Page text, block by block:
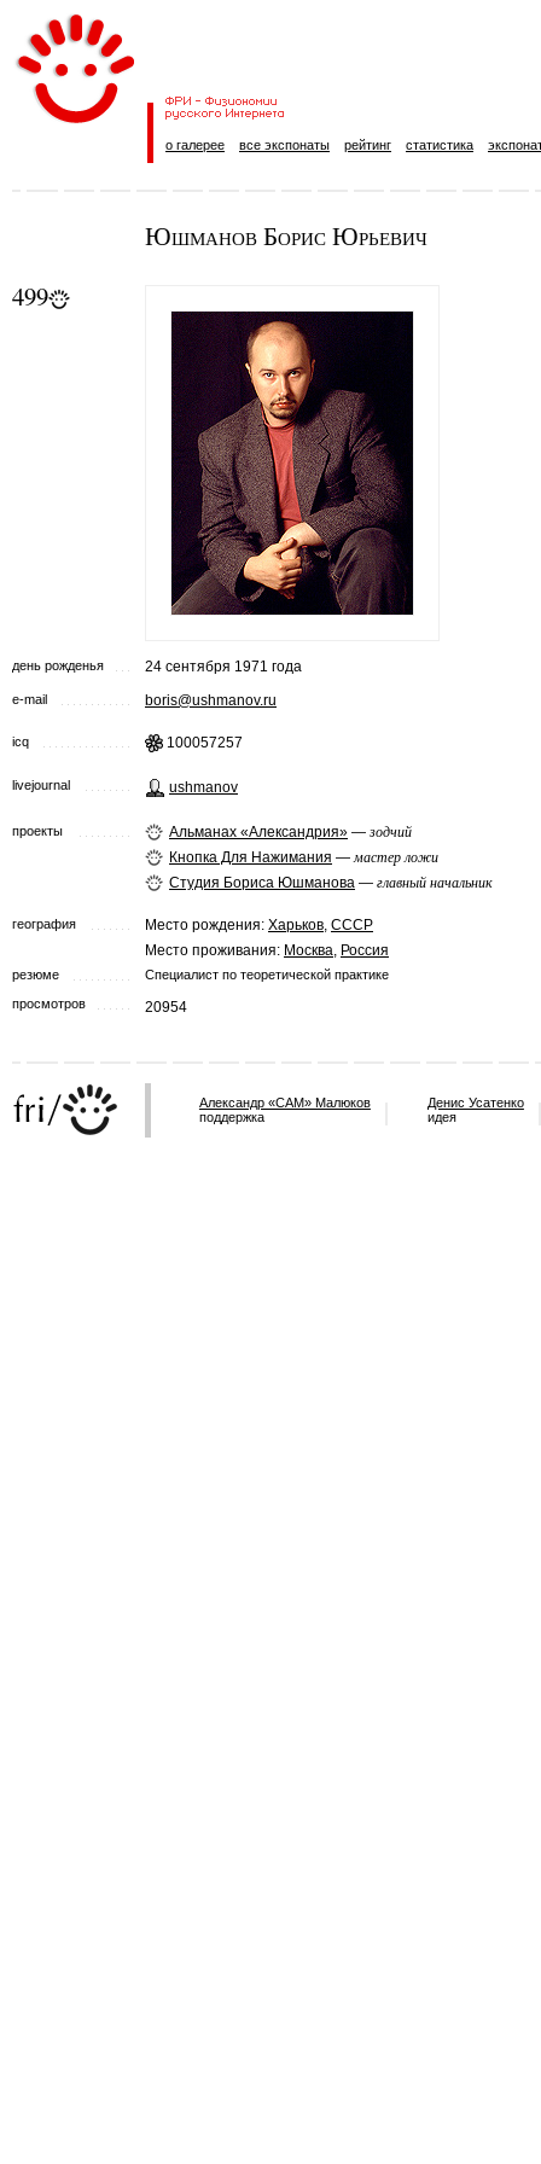
о галерее все экспонаты рейтинг статистика
Юшманов Борис Юрьевич
499
день рожденья 24 сентября 1971 года
e-mail boris@ushmanov.ru
icq 100057257
livejournal ushmanov
проекты Альманах «Александрия» — зодчий
Кнопка Для Нажимания —мастер ложи
Студия Бориса Юшманова — главный начальник
география Место рождения: Харьков, СССР
Место проживания: Москва, Россия
резюме
Специалист по теоретической практике
просмотров
20954
Александр «САМ» Малюков
поддержка
Денис Усатенко
идея